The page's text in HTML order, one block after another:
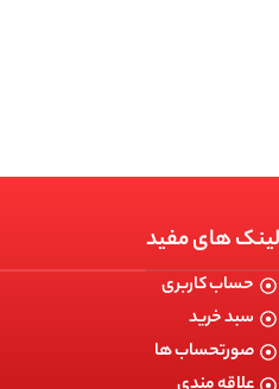
لینک های مفید
حساب کاربری
سبد خرید
صورتحساب ها